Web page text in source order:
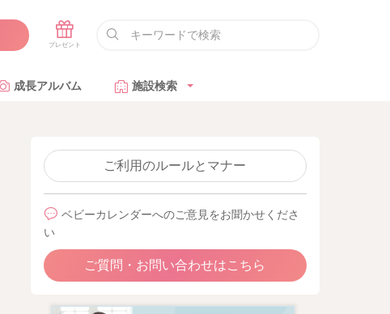
成長アルバム 施設検索
ご利用のルールとマナー
ベビーカレンダーへのご意見をお聞かせくださ
い
ご質問・お問い合わせはこちら